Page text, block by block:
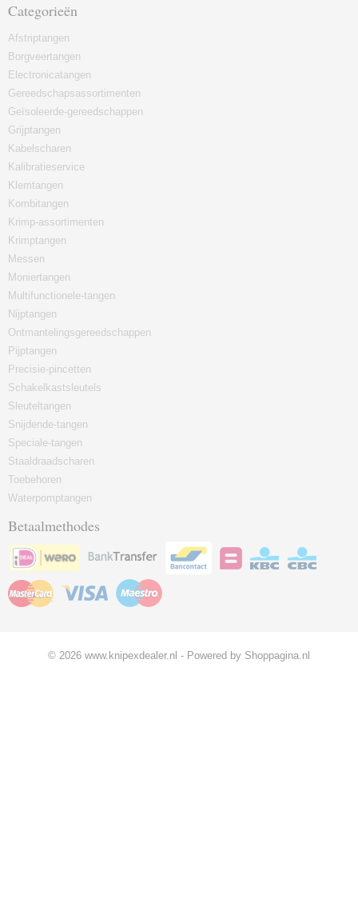
Categorieën
Afstriptangen
Borgveertangen
Electronicatangen
Gereedschapsassortimenten
Geïsoleerde-gereedschappen
Grijptangen
Kabelscharen
Kalibratieservice
Klemtangen
Kombitangen
Krimp-assortimenten
Krimptangen
Messen
Moniertangen
Multifunctionele-tangen
Nijptangen
Ontmantelingsgereedschappen
Pijptangen
Precisie-pincetten
Schakelkastsleutels
Sleuteltangen
Snijdende-tangen
Speciale-tangen
Staaldraadscharen
Toebehoren
Waterpomptangen
Betaalmethodes
© 2026 www.knipexdealer.nl - Powered by Shoppagina.nl